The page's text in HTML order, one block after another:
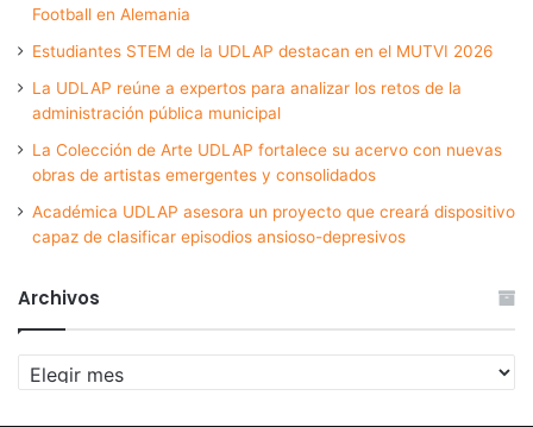
Football en Alemania
Estudiantes STEM de la UDLAP destacan en el MUTVI 2026
La UDLAP reúne a expertos para analizar los retos de la
administración pública municipal
La Colección de Arte UDLAP fortalece su acervo con nuevas
obras de artistas emergentes y consolidados
Académica UDLAP asesora un proyecto que creará dispositivo
capaz de clasificar episodios ansioso-depresivos
Archivos
Archivos